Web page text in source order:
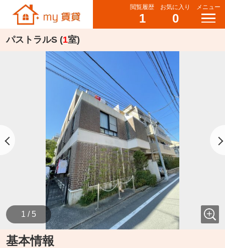
閲覧履歴
1
お気に入り
0
メニュー
パストラルS (1室)
1 / 5
基本情報